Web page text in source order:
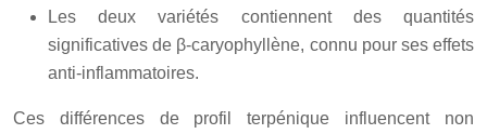
Les deux variétés contiennent des quantités
significatives de β-caryophyllène, connu pour ses effets
anti-inflammatoires.
Ces différences de profil terpénique influencent non